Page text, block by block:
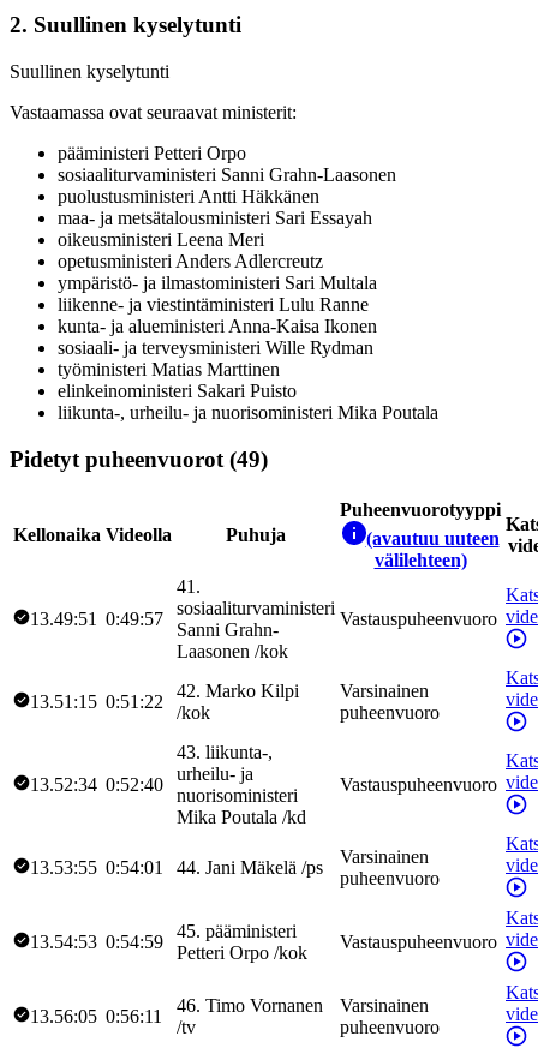
2. Suullinen kyselytunti
Suullinen kyselytunti
Vastaamassa ovat seuraavat ministerit:
pääministeri Petteri Orpo
sosiaaliturvaministeri Sanni Grahn-Laasonen
puolustusministeri Antti Häkkänen
maa- ja metsätalousministeri Sari Essayah
oikeusministeri Leena Meri
opetusministeri Anders Adlercreutz
ympäristö- ja ilmastoministeri Sari Multala
liikenne- ja viestintäministeri Lulu Ranne
kunta- ja alueministeri Anna-Kaisa Ikonen
sosiaali- ja terveysministeri Wille Rydman
työministeri Matias Marttinen
elinkeinoministeri Sakari Puisto
liikunta-, urheilu- ja nuorisoministeri Mika Poutala
Pidetyt puheenvuorot (49)
Kellonaika Videolla Puhuja
Puheenvuorotyyppi
(avautuu uuteen
välilehteen)
13.49:51 0:49:57
41 .
sosiaaliturvaministeri
Sanni Grahn-
Laasonen /kok
Vastauspuheenvuoro
13.51:15 0:51:22
42. Marko Kilpi
/kok
Varsinainen
puheenvuoro
13.52:34 0:52:40
43. liikunta-,
urheilu- ja
nuorisoministeri
Mika Poutala /kd
Vastauspuheenvuoro
13.53:55 0:54:01 44. Jani Mäkelä /ps
Varsinainen
puheenvuoro
13.54:53 0:54:59
45. pääministeri
Petteri Orpo /kok
Vastauspuheenvuoro
13.56:05 0:56:11
46. Timo Vornanen
/tv
Varsinainen
puheenvuoro